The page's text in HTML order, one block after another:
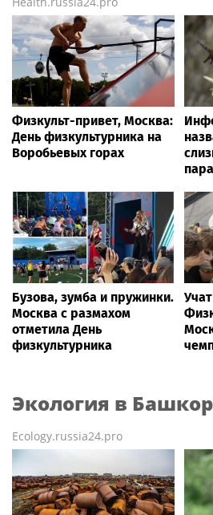
Физкульт-привет, Москва:
День физкультурника на
Воробьевых горах
Бузова, зумба и пружинки.
Москва с размахом
отметила День
физкультурника
Экология в
Ecology.russia24.pro